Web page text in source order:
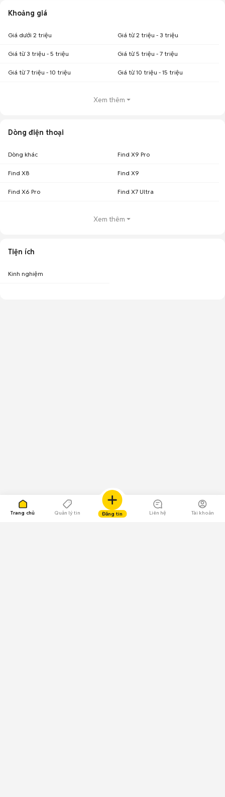
Trang chủ Quản lý tin Đăng tin Liên hệ Tài khoản
Khoảng giá
Giá dưới 2 triệu Giá từ 2 triệu - 3 triệu
Giá từ 3 triệu - 5 triệu Giá từ 5 triệu - 7 triệu
Giá từ 7 triệu - 10 triệu Giá từ 10 triệu - 15 triệu
Xem thêm
Dòng điện thoại
Dòng khác Find X9 Pro
Find X8 Find X9
Find X6 Pro Find X7 Ultra
Xem thêm
Tiện ích
Kinh nghiệm